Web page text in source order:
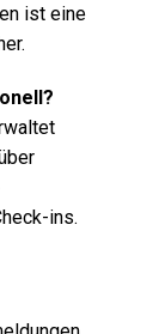
ist eine
ins.